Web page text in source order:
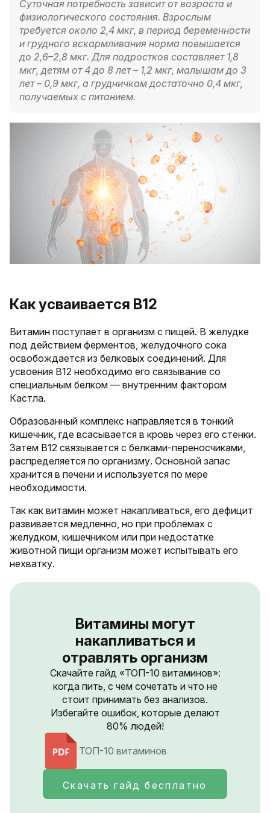
Суточная потребность зависит от возраста и
физиологического состояния. Взрослым
требуется около 2,4 мкг, в период беременности
и грудного вскармливания норма повышается
до 2,6–2,8 мкг. Для подростков составляет 1,8
мкг, детям от 4 до 8 лет – 1,2 мкг, малышам до 3
лет – 0,9 мкг, а грудничкам достаточно 0,4 мкг,
получаемых с питанием.
Как усваивается B12
Витамин поступает в организм с пищей. В желудке
под действием ферментов, желудочного сока
освобождается из белковых соединений. Для
усвоения B12 необходимо его связывание со
специальным белком — внутренним фактором
Кастла.
Образованный комплекс направляется в тонкий
кишечник, где всасывается в кровь через его стенки.
Затем B12 связывается с белками-переносчиками,
распределяется по организму. Основной запас
хранится в печени и используется по мере
необходимости.
Так как витамин может накапливаться, его дефицит
развивается медленно, но при проблемах с
желудком, кишечником или при недостатке
животной пищи организм может испытывать его
нехватку.
Витамины могут
накапливаться и
отравлять организм
Скачайте гайд «ТОП-10 витаминов»:
когда пить, с чем сочетать и что не
стоит принимать без анализов.
Избегайте ошибок, которые делают
80% людей!
ТОП-10 витаминов
Скачать гайд бесплатно